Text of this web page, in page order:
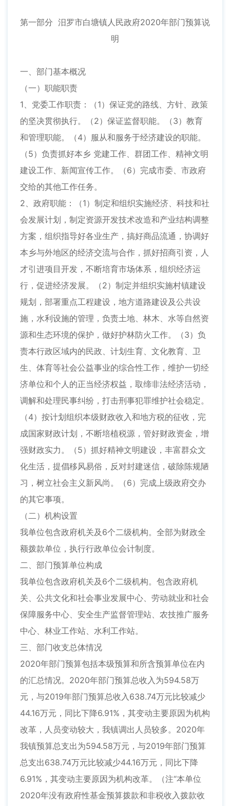
第一部分 汨罗市白塘镇人民政府2020年部门预算说
明
一、部门基本概况
（一）职能职责
1、党委工作职责：（1）保证党的路线、方针、政策
的坚决贯彻执行。（2）保证监督职能。（3）教育
和管理职能。（4）服从和服务于经济建设的职能。
（5）负责抓好本乡 党建工作、群团工作、精神文明
建设工作、新闻宣传工作。（6）完成市委、市政府
交给的其他工作任务。
2、政府职能：（1）制定和组织实施经济、科技和社
会发展计划，制定资源开发技术改造和产业结构调整
方案，组织指导好各业生产，搞好商品流通，协调好
本乡与外地区的经济交流与合作，抓好招商引资，人
才引进项目开发，不断培育市场体系，组织经济运
行，促进经济发展。（2）制定并组织实施村镇建设
规划，部署重点工程建设，地方道路建设及公共设
施，水利设施的管理，负责土地、林木、水等自然资
源和生态环境的保护，做好护林防火工作。（3）负
责本行政区域内的民政、计划生育、文化教育、卫
生、体育等社会公益事业的综合性工作，维护一切经
济单位和个人的正当经济权益，取缔非法经济活动，
调解和处理民事纠纷，打击刑事犯罪维护社会稳定。
（4）按计划组织本级财政收入和地方税的征收，完
成国家财政计划，不断培植税源，管好财政资金，增
强财政实力。（5）抓好精神文明建设，丰富群众文
化生活，提倡移风易俗，反对封建迷信，破除陈规陋
习，树立社会主义新风尚。（6）完成上级政府交办
的其它事项。
（二）机构设置
我单位包含政府机关及6个二级机构。全部为财政全
额拨款单位，执行行政单位会计制度。
二、部门预算单位构成
我单位包含政府机关及6个二级机构。包含政府机
关、公共文化和社会事业发展中心、劳动就业和社会
保障服务中心、安全生产监督管理站、农技推广服务
中心、林业工作站、水利工作站。
三、部门收支总体情况
2020年部门预算包括本级预算和所含预算单位在内
的汇总情况。2020年部门预算总收入为594.58万
元，与2019年部门预算总收入638.74万元比较减少
44.16万元，同比下降6.91%，其变动主要原因为机构
改革，人员变动较大，我镇调出人员较多。2020年
我镇预算总支出为594.58万元，与2019年部门预算
总支出638.74万元比较减少44.16万元，同比下降
6.91%，其变动主要原因为机构改革。（注“本单位
2020年没有政府性基金预算拨款和非税收入拨款收